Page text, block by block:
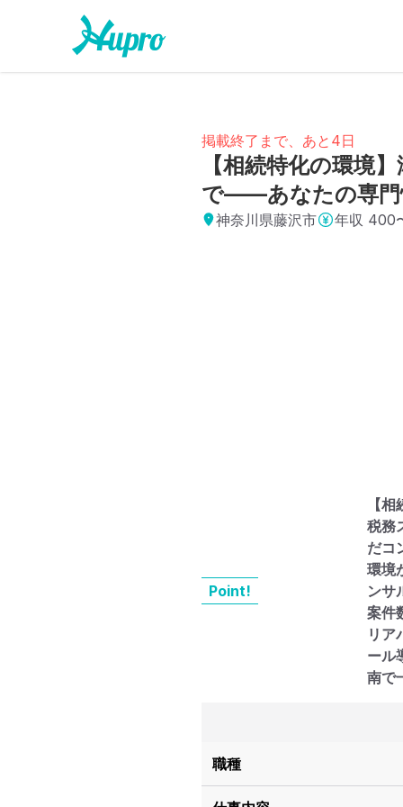
掲載終了まで、あと4日
【相続特化の環境
で——あなたの専門
神奈川県藤沢市 年収 400
Point!
【
税務
だコ
環境
ンサ
案件
リア
ール
南で
職種